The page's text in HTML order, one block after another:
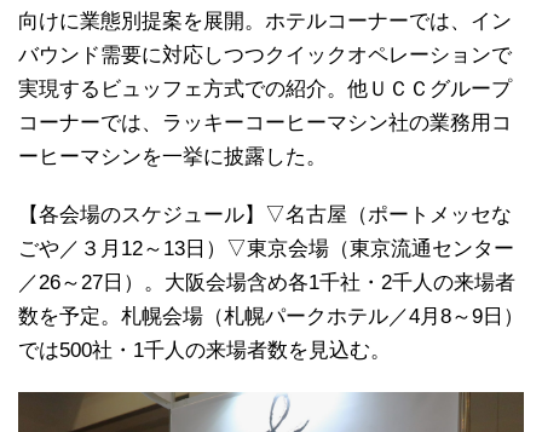
向けに業態別提案を展開。ホテルコーナーでは、イン
バウンド需要に対応しつつクイックオペレーションで
実現するビュッフェ方式での紹介。他ＵＣＣグループ
コーナーでは、ラッキーコーヒーマシン社の業務用コ
ーヒーマシンを一挙に披露した。
【各会場のスケジュール】▽名古屋（ポートメッセな
ごや／３月12～13日）▽東京会場（東京流通センター
／26～27日）。大阪会場含め各1千社・2千人の来場者
数を予定。札幌会場（札幌パークホテル／4月8～9日）
では500社・1千人の来場者数を見込む。